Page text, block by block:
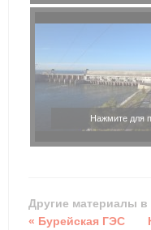
Нажмите для
Другие материалы в
« Бурейская ГЭС